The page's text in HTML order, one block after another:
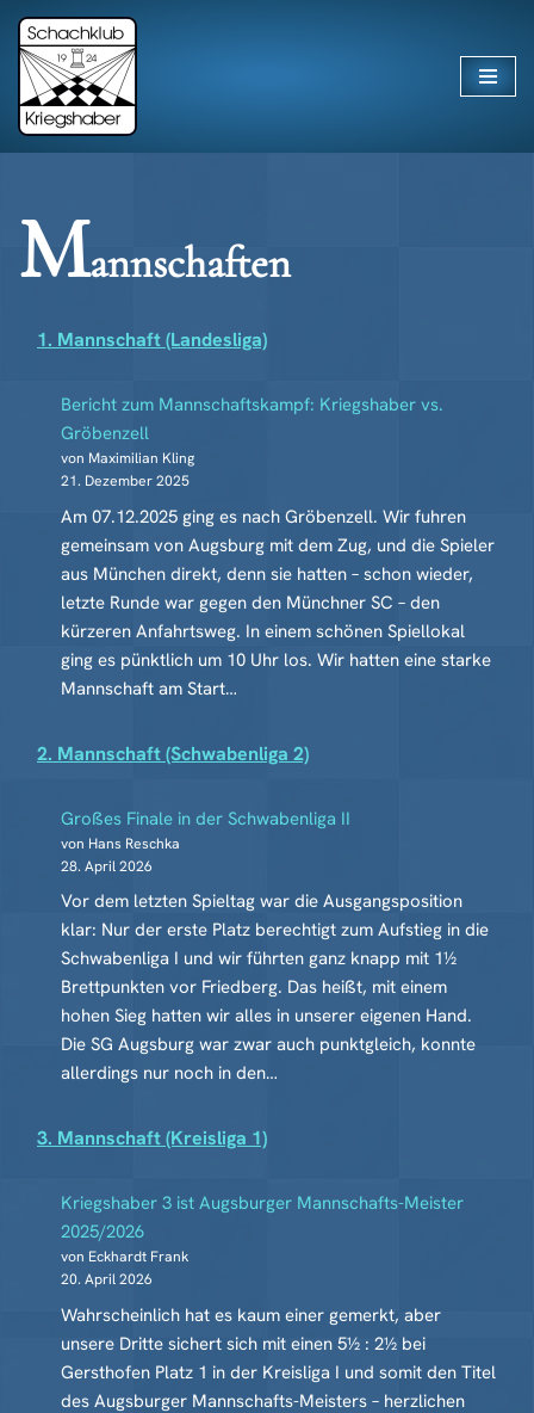
Zum
Inhalt
springen
Mannschaften
1. Mannschaft (Landesliga)
Bericht zum Mannschaftskampf: Kriegshaber vs.
Gröbenzell
von Maximilian Kling
21. Dezember 2025
Am 07.12.2025 ging es nach Gröbenzell. Wir fuhren
gemeinsam von Augsburg mit dem Zug, und die Spieler
aus München direkt, denn sie hatten – schon wieder,
letzte Runde war gegen den Münchner SC – den
kürzeren Anfahrtsweg. In einem schönen Spiellokal
ging es pünktlich um 10 Uhr los. Wir hatten eine starke
Mannschaft am Start…
2. Mannschaft (Schwabenliga 2)
Großes Finale in der Schwabenliga II
von Hans Reschka
28. April 2026
Vor dem letzten Spieltag war die Ausgangsposition
klar: Nur der erste Platz berechtigt zum Aufstieg in die
Schwabenliga I und wir führten ganz knapp mit 1½
Brettpunkten vor Friedberg. Das heißt, mit einem
hohen Sieg hatten wir alles in unserer eigenen Hand.
Die SG Augsburg war zwar auch punktgleich, konnte
allerdings nur noch in den…
3. Mannschaft (Kreisliga 1)
Kriegshaber 3 ist Augsburger Mannschafts-Meister
2025/2026
von Eckhardt Frank
20. April 2026
Wahrscheinlich hat es kaum einer gemerkt, aber
unsere Dritte sichert sich mit einen 5½ : 2½ bei
Gersthofen Platz 1 in der Kreisliga I und somit den Titel
des Augsburger Mannschafts-Meisters – herzlichen